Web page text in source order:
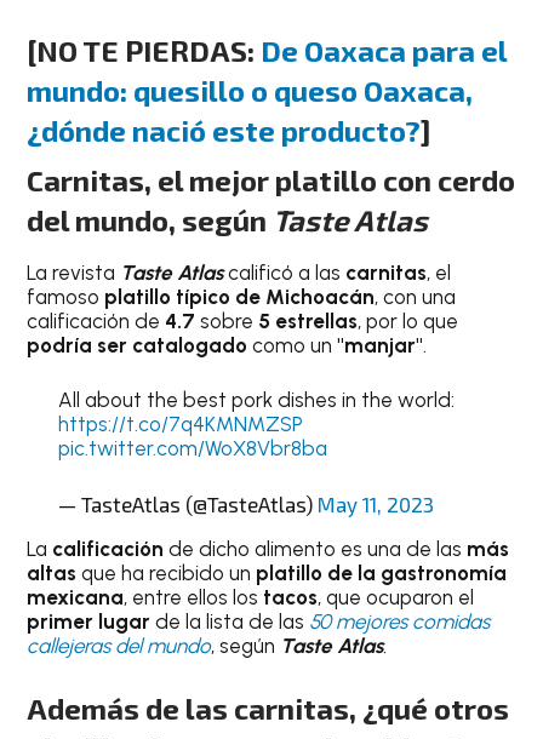
[NO TE PIERDAS: De Oaxaca para el
mundo: quesillo o queso Oaxaca,
¿dónde nació este producto?]
Carnitas, el mejor platillo con cerdo
del mundo, según Taste Atlas
La revista Taste Atlascalificó a las carnitas, el
famoso platillo típico de Michoacán, con una
calificación de 4.7 sobre 5 estrellas, por lo que
podría ser catalogadocomo un"manjar".
All about the best pork dishes in the world:
https://t.co/7q4KMNMZSP
pic.twitter.com/WoX8Vbr8ba
— TasteAtlas (@TasteAtlas) May 11, 2023
La calificaciónde dicho alimento es una de las más
altas que ha recibido un platillo de la gastronomía
mexicana, entre ellos los tacos, que ocuparon el
primer lugar de la lista de las 50 mejores comidas
callejeras del mundo, según Taste Atlas.
Además de las carnitas, ¿qué otros